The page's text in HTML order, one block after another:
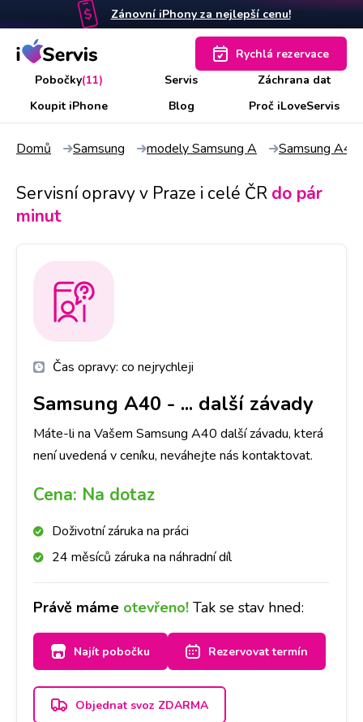
Zánovní iPhony za nejlepší cenu!
Pobočky(11) Servis
Záchrana dat
Koupit iPhone
Blog Proč iLoveServis
Rychlá rezervace
Domů Samsung modely Samsung A Samsung A40
Servisní opravy v Praze i celé ČR do pár
minut
Čas opravy: co nejrychleji
Samsung A40 - ... další závady
Máte-li na Vašem Samsung A40 další závadu, která
není uvedená v ceníku, neváhejte nás kontaktovat.
Cena: Na dotaz
Doživotní záruka na práci
24 měsíců záruka na náhradní díl
Právě máme otevřeno! Tak se stav hned:
Najít pobočku Rezervovat termín
Objednat svoz ZDARMA